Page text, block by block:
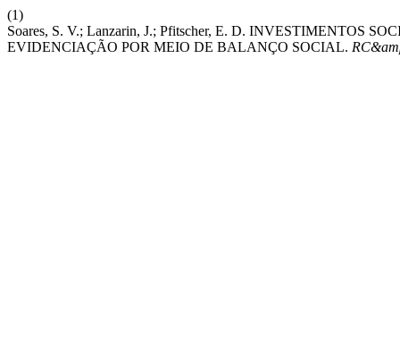
(1)
Soares, S. V.; Lanzarin, J.; Pfitscher, E. D. INVESTIMENTOS
EVIDENCIAÇÃO POR MEIO DE BALANÇO SOCIAL.